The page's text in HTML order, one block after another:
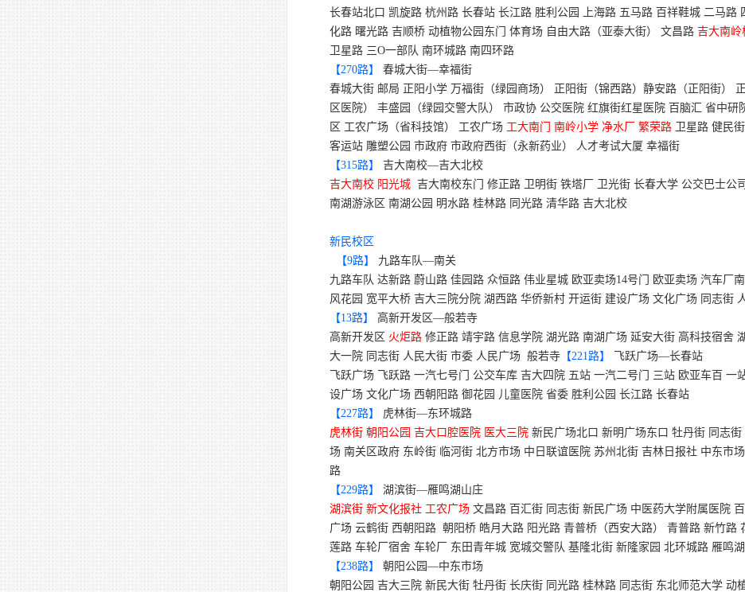
长春站北口 凯旋路 杭州路 长春站 长江路 胜利公园 上海路 五马路 百祥鞋城 二马路
化路 曙光路 吉顺桥 动植物公园东门 体育场 自由大路（亚泰大街） 文昌路 吉大南岭
卫星路 三O一部队 南环城路 南四环路
【270路】
春城大街—幸福街
春城大街 邮局 正阳小学 万福街（绿园商场） 正阳街（锦西路）静安路（正阳街）
区医院） 丰盛园（绿园交警大队） 市政协 公交医院 红旗街红星医院 百脑汇 省中
区 工农广场（省科技馆） 工农广场 工大南门 南岭小学 净水厂 繁荣路 卫星路 健民
客运站 雕塑公园 市政府 市政府西街（永新药业） 人才考试大厦 幸福街
【315路】
吉大南校—吉大北校
吉大南校 阳光城 吉大南校东门 修正路 卫明街 铁塔厂 卫光街 长春大学 公交巴士公
南湖游泳区 南湖公园 明水路 桂林路 同光路 清华路 吉大北校
新民校区
【9路】
九路车队—南关
九路车队 达新路 蔚山路 佳园路 众恒路 伟业星城 欧亚卖场14号门 欧亚卖场 汽车厂
风花园 宽平大桥 吉大三院分院 湖西路 华侨新村 开运街 建设广场 文化广场 同志街
【13路】
高新开发区—般若寺
高新开发区 火炬路 修正路 靖宇路 信息学院 湖光路 南湖广场 延安大街 高科技宿舍
大一院 同志街 人民大街 市委 人民广场 般若寺 【221路】
飞跃广场—长春站
飞跃广场 飞跃路 一汽七号门 公交车库 吉大四院 五站 一汽二号门 三站 欧亚车百
设广场 文化广场 西朝阳路 御花园 儿童医院 省委 胜利公园 长江路 长春站
【227路】
虎林街—东环城路
虎林街 朝阳公园 吉大口腔医院 医大三院 新民广场北口 新明广场东口 牡丹街 同志
场 南关区政府 东岭街 临河街 北方市场 中日联谊医院 苏州北街 吉林日报社 中东市
路
【229路】
湖滨街—雁鸣湖山庄
湖滨街 新文化报社 工农广场 文昌路 百汇街 同志街 新民广场 中医药大学附属医院
广场 云鹤街 西朝阳路 朝阳桥 皓月大路 阳光路 青普桥（西安大路） 青普路 新竹路
莲路 车轮厂宿舍 车轮厂 东田青年城 宽城交警队 基隆北街 新隆家园 北环城路 雁鸣
【238路】
朝阳公园—中东市场
朝阳公园 吉大三院 新民大街 牡丹街 长庆街 同光路 桂林路 同志街 东北师范大学 动